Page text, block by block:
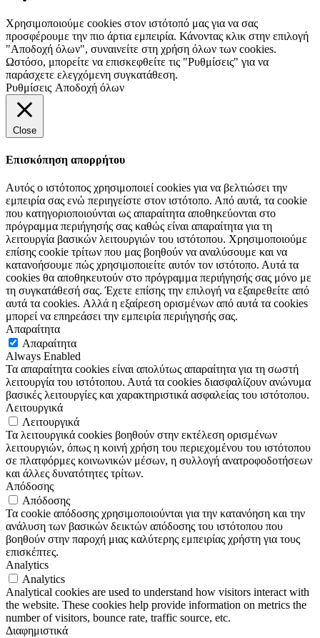
Χρησιμοποιούμε cookies στον ιστότοπό μας για να σας
προσφέρουμε την πιο άρτια εμπειρία. Κάνοντας κλικ στην επιλογή
"Αποδοχή όλων", συναινείτε στη χρήση όλων των cookies.
Ωστόσο, μπορείτε να επισκεφθείτε τις "Ρυθμίσεις" για να
παράσχετε ελεγχόμενη συγκατάθεση.
Ρυθμίσεις Αποδοχή όλων
Close
Επισκόπηση απορρήτου
Αυτός ο ιστότοπος χρησιμοποιεί cookies για να βελτιώσει την
εμπειρία σας ενώ περιηγείστε στον ιστότοπο. Από αυτά, τα cookie
που κατηγοριοποιούνται ως απαραίτητα αποθηκεύονται στο
πρόγραμμα περιήγησής σας καθώς είναι απαραίτητα για τη
λειτουργία βασικών λειτουργιών του ιστότοπου. Χρησιμοποιούμε
επίσης cookie τρίτων που μας βοηθούν να αναλύσουμε και να
κατανοήσουμε πώς χρησιμοποιείτε αυτόν τον ιστότοπο. Αυτά τα
cookies θα αποθηκευτούν στο πρόγραμμα περιήγησής σας μόνο με
τη συγκατάθεσή σας. Έχετε επίσης την επιλογή να εξαιρεθείτε από
αυτά τα cookies. Αλλά η εξαίρεση ορισμένων από αυτά τα cookies
μπορεί να επηρεάσει την εμπειρία περιήγησής σας.
Απαραίτητα
Απαραίτητα
Always Enabled
Τα απαραίτητα cookies είναι απολύτως απαραίτητα για τη σωστή
λειτουργία του ιστότοπου. Αυτά τα cookies διασφαλίζουν ανώνυμα
βασικές λειτουργίες και χαρακτηριστικά ασφαλείας του ιστότοπου.
Λειτουργικά
Λειτουργικά
Τα λειτουργικά cookies βοηθούν στην εκτέλεση ορισμένων
λειτουργιών, όπως η κοινή χρήση του περιεχομένου του ιστότοπου
σε πλατφόρμες κοινωνικών μέσων, η συλλογή ανατροφοδοτήσεων
και άλλες δυνατότητες τρίτων.
Απόδοσης
Απόδοσης
Τα cookie απόδοσης χρησιμοποιούνται για την κατανόηση και την
ανάλυση των βασικών δεικτών απόδοσης του ιστότοπου που
βοηθούν στην παροχή μιας καλύτερης εμπειρίας χρήστη για τους
επισκέπτες.
Analytics
Analytics
Analytical cookies are used to understand how visitors interact with
the website. These cookies help provide information on metrics the
number of visitors, bounce rate, traffic source, etc.
Διαφημιστικά